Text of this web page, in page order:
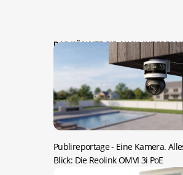
DAS KÖNNTE SIE AUCH
Publireportage - Eine Kamera.
Blick: Die Reolink OMVI 3i PoE